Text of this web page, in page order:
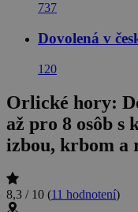
737
Dovolená v
120
Orlické hory:
až pro 8 osôb s
izbou, krbom a
8,3 / 10 (11 hodnotení)